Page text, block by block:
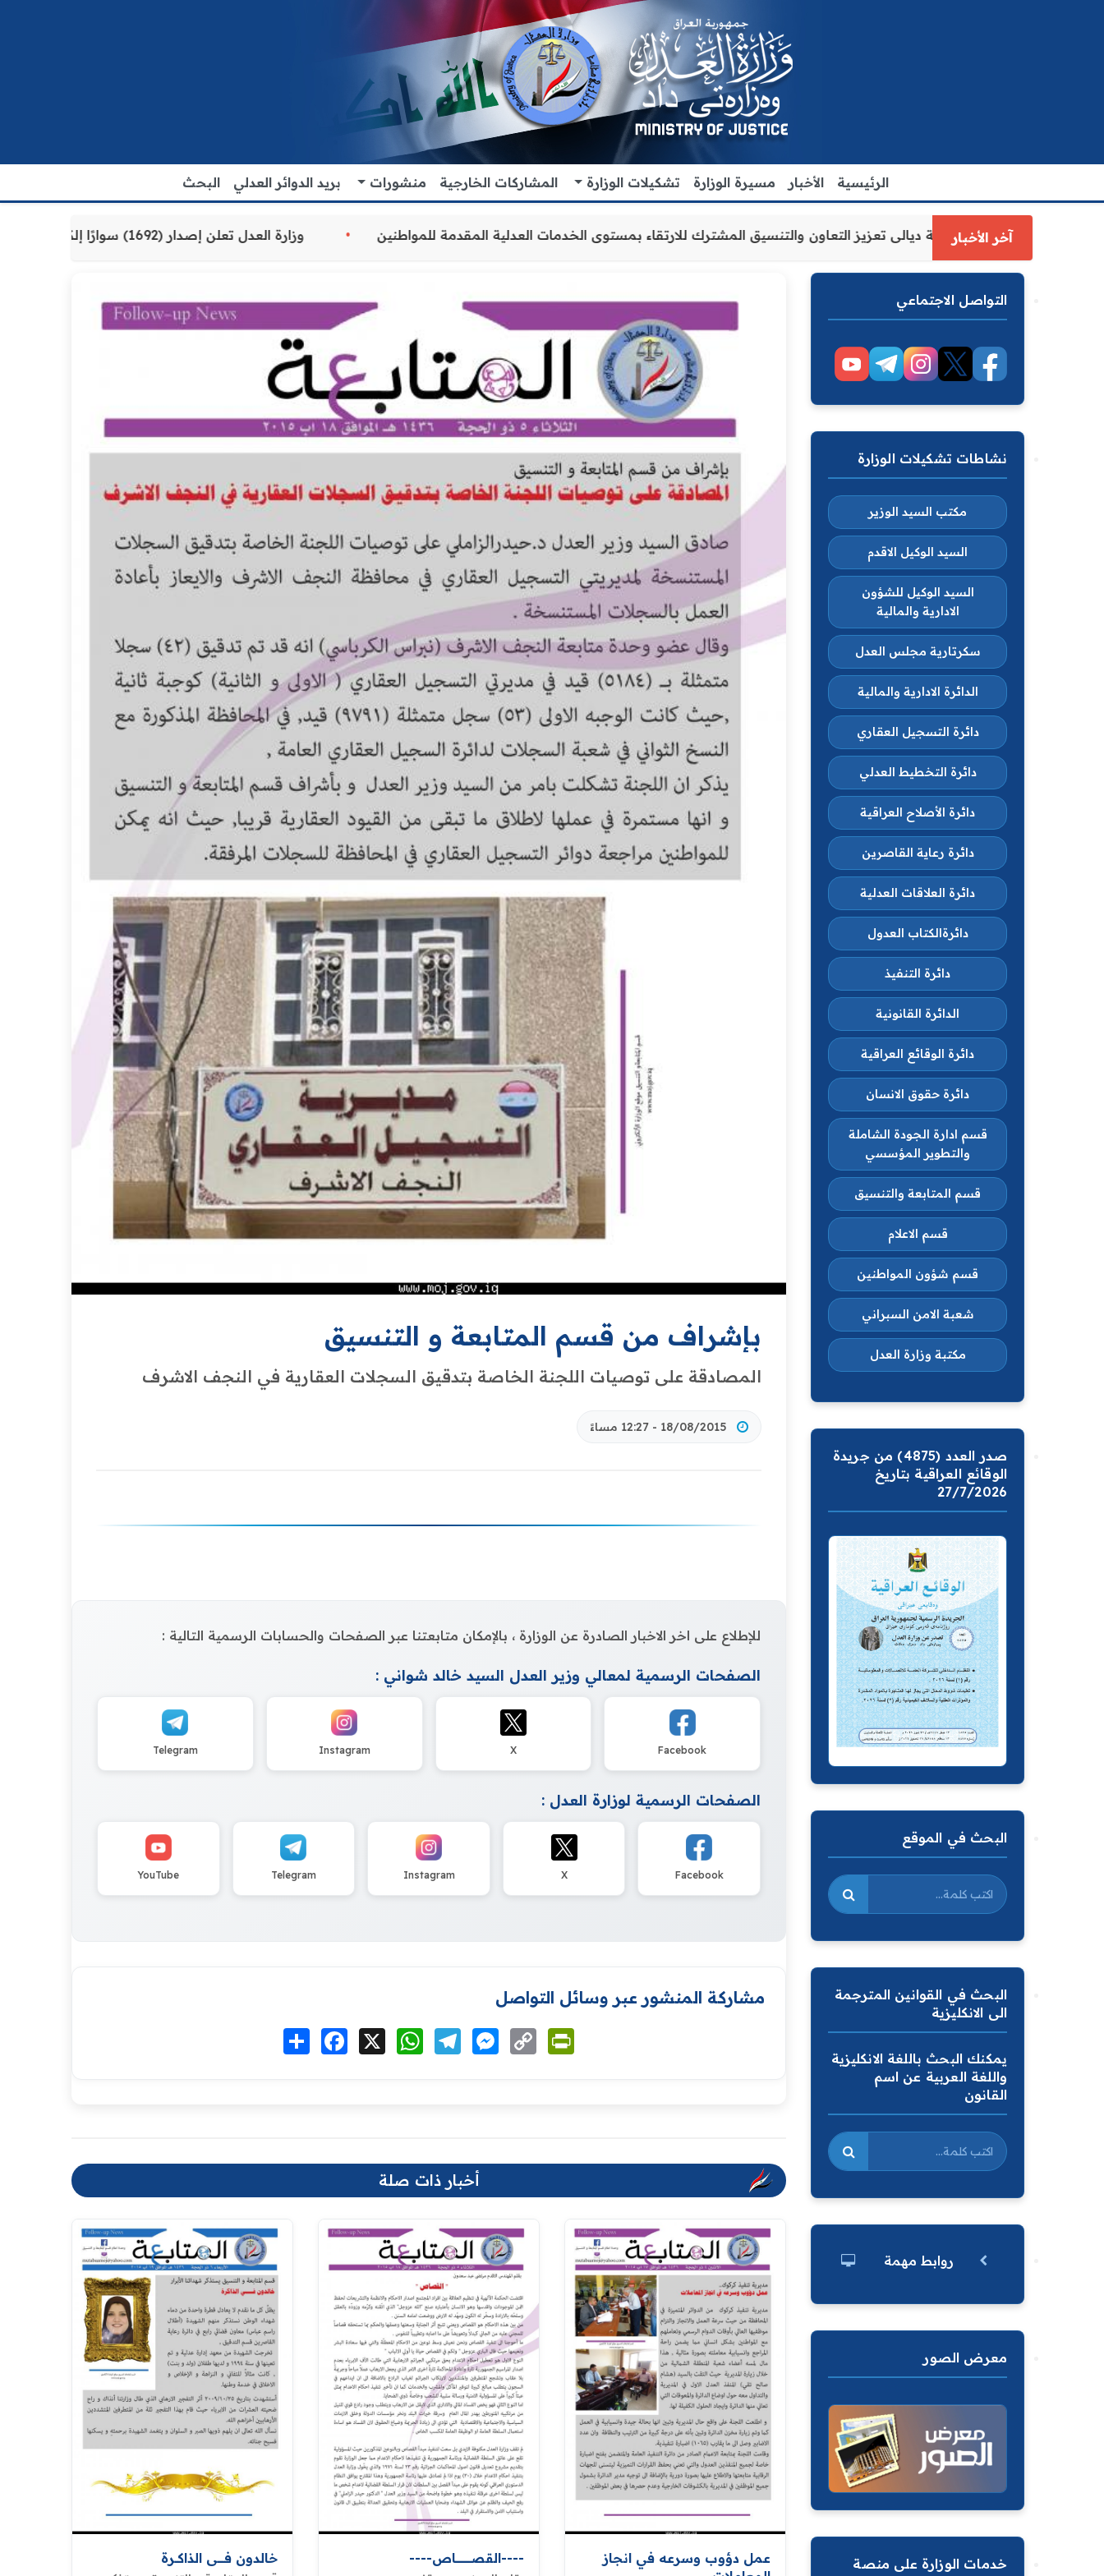
الرئيسية الأخبار مسيرة الوزارة تشكيلات الوزارة المشاركات الخارجية منشورات بريد الدوائر العدلي البحث
آخر الأخبار
العدل الاقدم يبحث مع رئيس مجلس محافظة ديالى تعزيز التعاون والتنسيق المشترك للارتقاء بمستوى الخدمات العدلية المقدمة للمواطنين وزارة العدل تعلن إصدار (1692) سوارًا إلكترونيًا لنزلاء سجن الناصرية المركزي لتنظيم التعاملات المالية داخل المؤسسات الإصلاحية
بإشراف من قسم المتابعة و التنسيق
المصادقة على توصيات اللجنة الخاصة بتدقيق السجلات العقارية في النجف الاشرف
18/08/2015 - 12:27 مساءً
للإطلاع على اخر الاخبار الصادرة عن الوزارة ، بالإمكان متابعتنا عبر الصفحات والحسابات الرسمية التالية :
الصفحات الرسمية لمعالي وزير العدل السيد خالد شواني :
Facebook
X
Instagram
Telegram
الصفحات الرسمية لوزارة العدل :
Facebook
X
Instagram
Telegram
YouTube
مشاركة المنشور عبر وسائل التواصل
انشر Facebook WhatsAppTelegramMessenger
Copy
Link
أخبار ذات صلة
خالدون فــــــــي الذاكـــرة ----القصــــــــــــــــــاص----
عمل دؤوب وسرعه في انجاز
التواصل الاجتماعي
نشاطات تشكيلات الوزارة
مكتب السيد الوزير
السيد الوكيل الاقدم
السيد الوكيل للشؤون
الادارية والمالية
سكرتارية مجلس العدل
الدائرة الادارية والمالية
دائرة التسجيل العقاري
دائرة التخطيط العدلي
دائرة الأصلاح العراقية
دائرة رعاية القاصرين
دائرة العلاقات العدلية
دائرةالكتاب العدول
دائرة التنفيذ
الدائرة القانونية
دائرة الوقائع العراقية
دائرة حقوق الانسان
قسم ادارة الجودة الشاملة
والتطوير المؤسسي
قسم المتابعة والتنسيق
قسم الاعلام
قسم شؤون المواطنين
شعبة الامن السبراني
مكتبة وزارة العدل
صدر العدد (4875) من جريدة
الوقائع العراقية بتاريخ
27/7/2026
البحث في الموقع
البحث في القوانين المترجمة
الى الانكليزية
يمكنك البحث باللغة الانكليزية
واللغة العربية عن اسم
القانون
روابط مهمة
معرض الصور
خدمات الوزارة على منصة